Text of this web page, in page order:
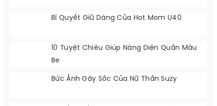
Bí Quyết Giữ Dáng Của Hot Mom U40
10 Tuyệt Chiêu Giúp Nàng Diện Quần Màu
Be
Bức Ảnh Gây Sốc Của Nữ Thần Suzy